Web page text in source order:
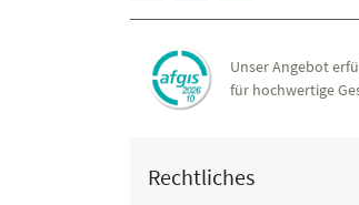
Unser Angebot
für hochwertige
Rechtliches